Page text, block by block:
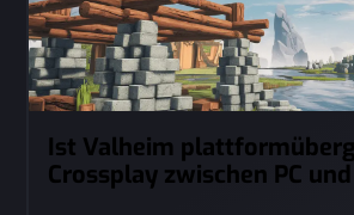
Ist Valheim
Crossplay zwischen PC